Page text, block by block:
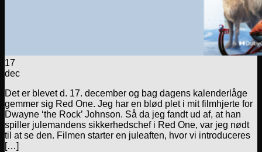
17
dec
Det er blevet d. 17. december og bag dagens kalenderlåge
gemmer sig Red One. Jeg har en blød plet i mit filmhjerte for
Dwayne ‘the Rock’ Johnson. Så da jeg fandt ud af, at han
spiller julemandens sikkerhedschef i Red One, var jeg nødt
til at se den. Filmen starter en juleaften, hvor vi introduceres
[…]